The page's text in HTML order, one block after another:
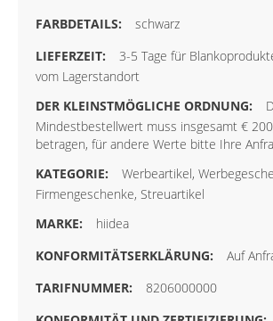
schwarz
3-5 Tage für
vom Lagerstandort
Mindestbestellwert muss insgesamt €
betragen, für andere Werte bitte Ihre
Werbeartikel,
Firmengeschenke, Streuartikel
hiidea
Auf
8206000000